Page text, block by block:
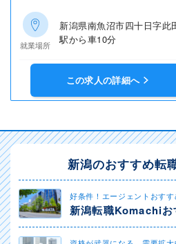
就業場所
新潟県南魚沼市四十日字
駅から車10分
この求人の詳細へ
新潟のおすすめ転
好条件！エージェントおすす
新潟転職Komachiお